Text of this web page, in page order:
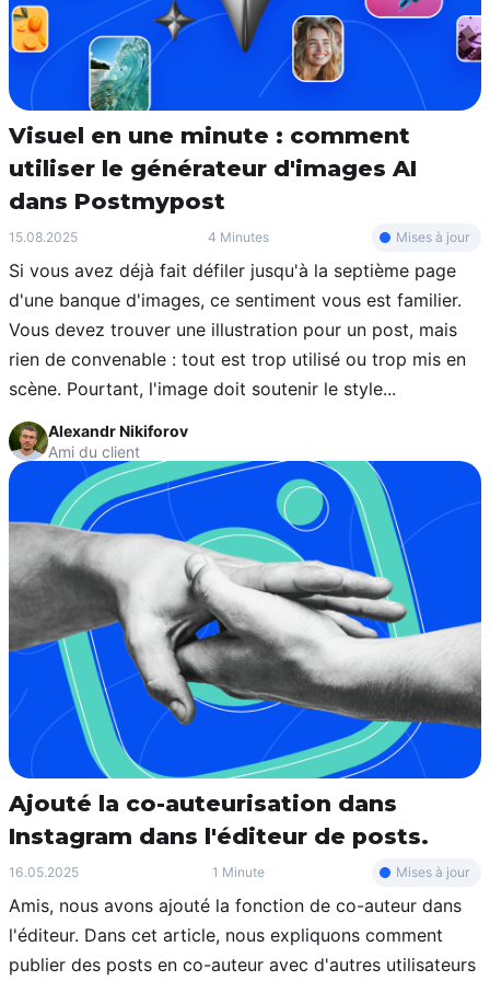
Visuel en une minute : comment
utiliser le générateur d'images AI
dans Postmypost
15.08.2025 4 Minutes Mises à jour
Si vous avez déjà fait défiler jusqu'à la septième page
d'une banque d'images, ce sentiment vous est familier.
Vous devez trouver une illustration pour un post, mais
rien de convenable : tout est trop utilisé ou trop mis en
scène. Pourtant, l'image doit soutenir le style...
Alexandr Nikiforov
Ami du client
Ajouté la co-auteurisation dans
Instagram dans l'éditeur de posts.
16.05.2025 1 Minute Mises à jour
Amis, nous avons ajouté la fonction de co-auteur dans
l'éditeur. Dans cet article, nous expliquons comment
publier des posts en co-auteur avec d'autres utilisateurs